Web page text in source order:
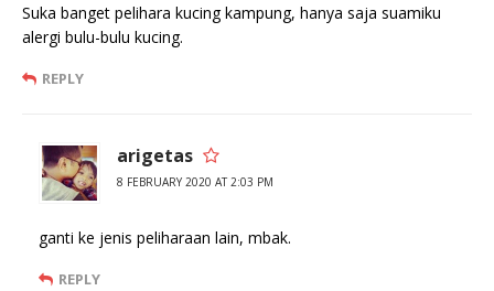
Suka banget pelihara kucing kampung, hanya saja suamiku
alergi bulu-bulu kucing.
REPLY
arigetas
8 FEBRUARY 2020 AT 2:03 PM
ganti ke jenis peliharaan lain, mbak.
REPLY